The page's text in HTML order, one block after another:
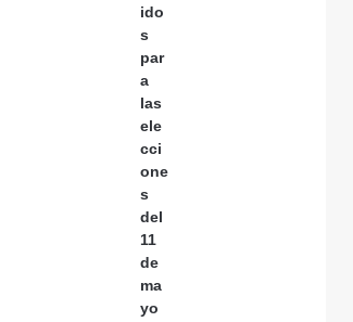
ido
s
par
a
las
ele
cci
one
s
del
11
de
ma
yo